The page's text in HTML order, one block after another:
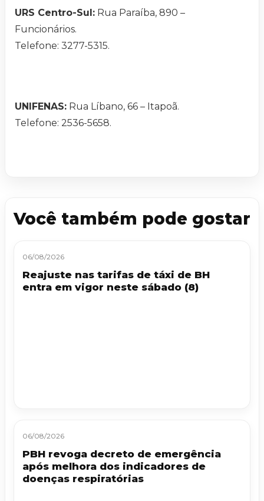
URS Centro-Sul: Rua Paraíba, 890 –
Funcionários.
Telefone: 3277-5315.
UNIFENAS: Rua Líbano, 66 – Itapoã.
Telefone: 2536-5658.
Você também pode gostar
06/08/2026
Reajuste nas tarifas de táxi de BH
entra em vigor neste sábado (8)
06/08/2026
PBH revoga decreto de emergência
após melhora dos indicadores de
doenças respiratórias